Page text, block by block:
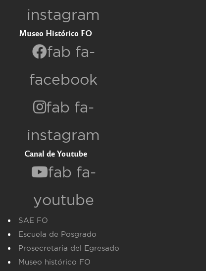
instagram
Museo Histórico FO
fab fa-
facebook
fab fa-
instagram
Canal de Youtube
fab fa-
youtube
SAE FO
Escuela de Posgrado
Prosecretaria del Egresado
Museo histórico FO